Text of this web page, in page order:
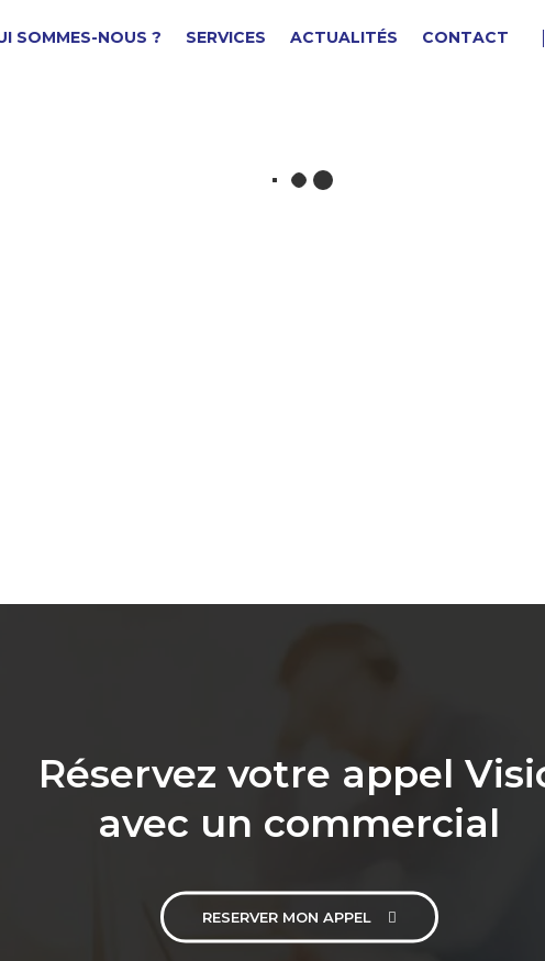
SOMMES-NOUS ? SERVICES ACTUALITÉS CONTACT
tuyau/tube √∏20
Réservez votre appel
avec un commercial
RESERVER MON APPEL